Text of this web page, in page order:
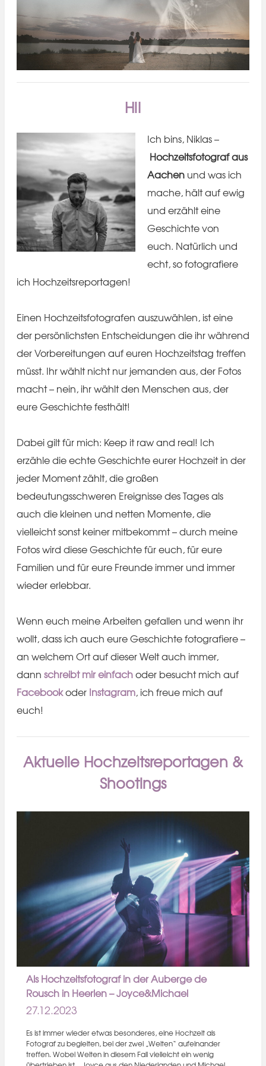
Hi!
Ich bins, Niklas –
Hochzeitsfotograf aus
Aachen und was ich
mache, hält auf ewig
und erzählt eine
Geschichte von
euch. Natürlich und
echt, so fotografiere
ich Hochzeitsreportagen!
Einen Hochzeitsfotografen auszuwählen, ist eine
der persönlichsten Entscheidungen die ihr während
der Vorbereitungen auf euren Hochzeitstag treffen
müsst. Ihr wählt nicht nur jemanden aus, der Fotos
macht – nein, ihr wählt den Menschen aus, der
eure Geschichte festhält!
Dabei gilt für mich: Keep it raw and real! Ich
erzähle die echte Geschichte eurer Hochzeit in der
jeder Moment zählt, die großen
bedeutungsschweren Ereignisse des Tages als
auch die kleinen und netten Momente, die
vielleicht sonst keiner mitbekommt – durch meine
Fotos wird diese Geschichte für euch, für eure
Familien und für eure Freunde immer und immer
wieder erlebbar.
Wenn euch meine Arbeiten gefallen und wenn ihr
wollt, dass ich auch eure Geschichte fotografiere –
an welchem Ort auf dieser Welt auch immer,
dann schreibt mir einfachoder besucht mich auf
Facebookoder Instagram, ich freue mich auf
euch!
Aktuelle Hochzeitsreportagen &
Shootings
Als Hochzeitsfotograf in der Auberge de
Rousch in Heerlen – Joyce&Michael
27.12.2023
Es ist immer wieder etwas besonderes, eine Hochzeit als
Fotograf zu begleiten, bei der zwei „Welten“ aufeinander
treffen. Wobei Welten in diesem Fall vielleicht ein wenig